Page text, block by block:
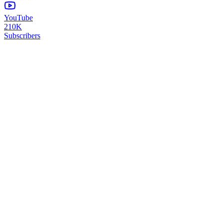
YouTube
210K
Subscribers